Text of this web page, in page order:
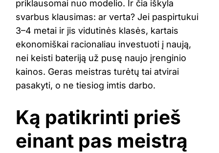
priklausomai nuo modelio. Ir čia iškyla
svarbus klausimas: ar verta? Jei paspirtukui
3–4 metai ir jis vidutinės klasės, kartais
ekonomiškai racionaliau investuoti į naują,
nei keisti bateriją už pusę naujo įrenginio
kainos. Geras meistras turėtų tai atvirai
pasakyti, o ne tiesiog imtis darbo.
Ką patikrinti prieš
einant pas meistrą